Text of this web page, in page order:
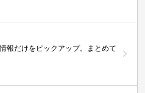
報だけをピックアップ。まとめて